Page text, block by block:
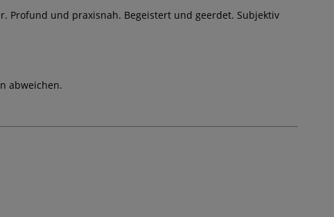
Profund und praxisnah. Begeistert und geerdet. Subjektiv
abweichen.